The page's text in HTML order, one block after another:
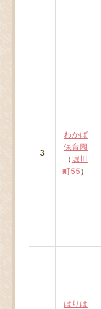
3
わかば
保育園
（堀川
町55）
はりは